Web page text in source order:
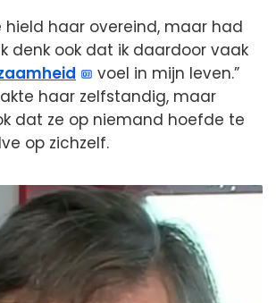
hield haar overeind, maar had
denk ook dat ik daardoor vaak
voel in mijn leven.”
haar zelfstandig, maar
dat ze op niemand hoefde te
op zichzelf.